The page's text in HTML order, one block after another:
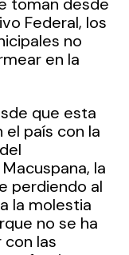
Federal, los
no
en la
que esta
el país con la
la
perdiendo al
la molestia
no se ha
las